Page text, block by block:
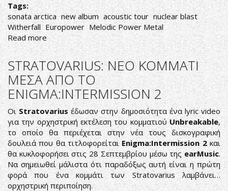
Tags:
sonata arctica new album acoustic tour nuclear blast
Witherfall Europower Melodic Power Metal
Read more about
SONATA
ARCTICA:
ΑΝΑΚΟΙΝΩΣΑΝ
ΝΕΟ
ΔΙΣΚΟ
ΚΑΙ
ΑΚΟΥΣΤΙΚΗ
ΠΕΡΙΟΔΕΙΑ
STRATOVARIUS: ΝΕΟ ΚΟΜΜΑΤΙ
ΜΕΣΑ ΑΠΟ ΤΟ
ENIGMA:INTERMISSION 2
ΟιStratovariusέδωσαν στην δημοσιότητα ένα lyric video
για την ορχηστρική εκτέλεση του κομματιού Unbreakable,
το οποίο θα περιέχεται στην νέα τους δισκογραφική
δουλειά που θα τιτλοφορείται Enigma:Intermission 2και
θα κυκλοφορήσει στις 28 Σεπτεμβρίου μέσω της earMusic.
Να σημειωθεί μάλιστα ότι παραδόξως αυτή είναι η πρώτη
φορά που ένα κομμάτι των Stratovarius λαμβάνει…
ορχηστρική περιποίηση.